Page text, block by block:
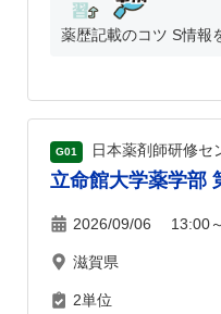
薬歴記載のコツ S情報
G01 日本薬剤師研修セ
立命館大学薬学部
2026/09/06 13:00
滋賀県
2単位